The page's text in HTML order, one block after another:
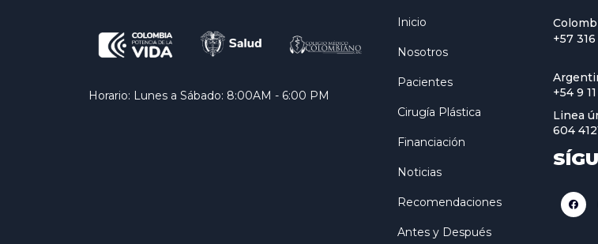
Horario: Lunes a Sábado: 8:00AM - 6:00 PM
Inicio
Nosotros
Pacientes
Cirugía Plástica
Financiación
Noticias
Recomendaciones
Antes y Después
+57
+54 9
Linea
604